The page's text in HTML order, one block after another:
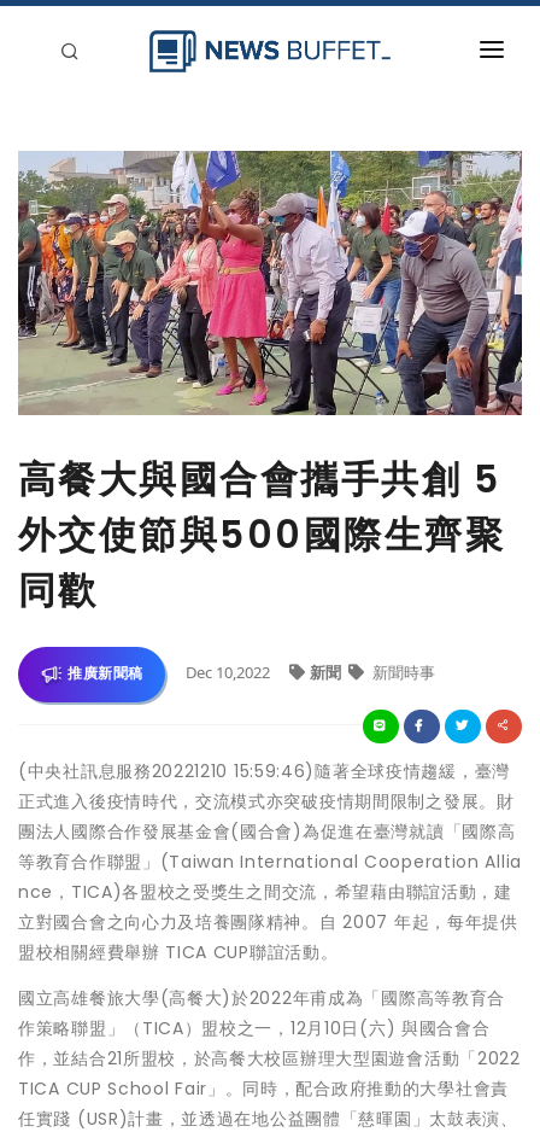
新聞稿分類
登入
刊登
高餐大與國合會攜手共創 5
外交使節與500國際生齊聚
同歡
推廣新聞稿 Dec 10,2022 新聞 新聞時事
(中央社訊息服務20221210 15:59:46)隨著全球疫情趨緩，臺灣
正式進入後疫情時代，交流模式亦突破疫情期間限制之發展。財
團法人國際合作發展基金會(國合會)為促進在臺灣就讀「國際高
等教育合作聯盟」(Taiwan International Cooperation Allia
nce，TICA)各盟校之受獎生之間交流，希望藉由聯誼活動，建
立對國合會之向心力及培養團隊精神。自 2007 年起，每年提供
盟校相關經費舉辦 TICA CUP聯誼活動。
國立高雄餐旅大學(高餐大)於2022年甫成為「國際高等教育合
作策略聯盟」（TICA）盟校之一，12月10日(六) 與國合會合
作，並結合21所盟校，於高餐大校區辦理大型園遊會活動「2022
TICA CUP School Fair」。同時，配合政府推動的大學社會責
任實踐 (USR)計畫，並透過在地公益團體「慈暉園」太鼓表演、